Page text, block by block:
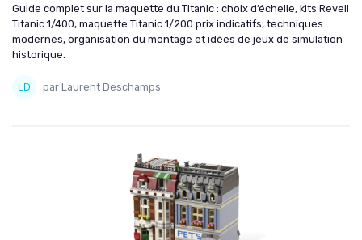
Guide complet sur la maquette du Titanic : choix d’échelle, kits Revell
Titanic 1/400, maquette Titanic 1/200 prix indicatifs, techniques
modernes, organisation du montage et idées de jeux de simulation
historique.
par Laurent Deschamps